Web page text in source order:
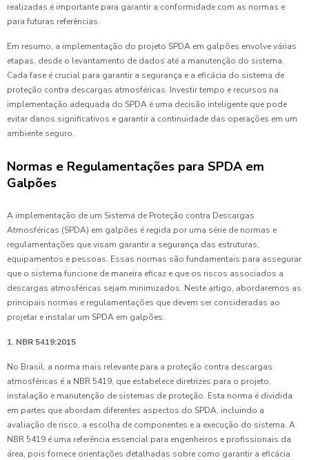
realizadas é importante para garantir a conformidade com as normas e
para futuras referências.
Em resumo, a implementação do projeto SPDA em galpões envolve várias
etapas, desde o levantamento de dados até a manutenção do sistema.
Cada fase é crucial para garantir a segurança e a eficácia do sistema de
proteção contra descargas atmosféricas. Investir tempo e recursos na
implementação adequada do SPDA é uma decisão inteligente que pode
evitar danos significativos e garantir a continuidade das operações em um
ambiente seguro.
Normas e Regulamentações para SPDA em
Galpões
A implementação de um Sistema de Proteção contra Descargas
Atmosféricas (SPDA) em galpões é regida por uma série de normas e
regulamentações que visam garantir a segurança das estruturas,
equipamentos e pessoas. Essas normas são fundamentais para assegurar
que o sistema funcione de maneira eficaz e que os riscos associados a
descargas atmosféricas sejam minimizados. Neste artigo, abordaremos as
principais normas e regulamentações que devem ser consideradas ao
projetar e instalar um SPDA em galpões.
1. NBR 5419:2015
No Brasil, a norma mais relevante para a proteção contra descargas
atmosféricas é a NBR 5419, que estabelece diretrizes para o projeto,
instalação e manutenção de sistemas de proteção. Esta norma é dividida
em partes que abordam diferentes aspectos do SPDA, incluindo a
avaliação de risco, a escolha de componentes e a execução do sistema. A
NBR 5419 é uma referência essencial para engenheiros e profissionais da
área, pois fornece orientações detalhadas sobre como garantir a eficácia